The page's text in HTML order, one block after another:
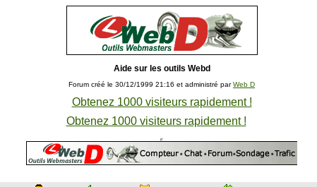
Aide sur les outils Webd
Forum créé le 30/12/1999 21:16 et administré parWeb D
Obtenez 1000 visiteurs rapidement !
Obtenez 1000 visiteurs rapidement !